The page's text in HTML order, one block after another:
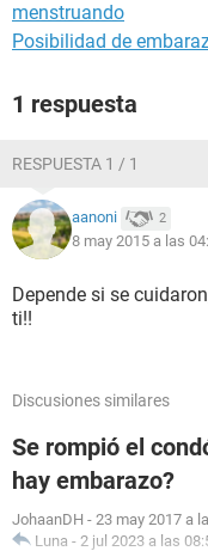
menstruando
Posibilidad de
1 respuesta
RESPUESTA 1 / 1
aanoni 2
8 may 2015 a las
Depende si se
ti!!
Discusiones similares
Se rompió el
hay embarazo?
JohaanDH - 23 may 2017 a
Luna - 2 jul 2023 a las